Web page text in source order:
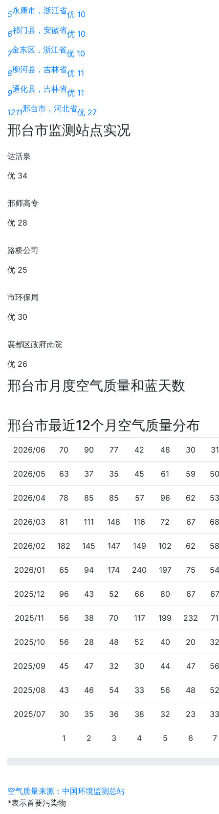
5永康市，浙江省优 10
6祁门县，安徽省优 10
7金东区，浙江省优 10
8柳河县，吉林省优 11
9通化县，吉林省优 11
1211邢台市，河北省优 27
邢台市监测站点实况
达活泉
优 34
邢师高专
优 28
路桥公司
优 25
市环保局
优 30
襄都区政府南院
优 26
邢台市月度空气质量和蓝天数
邢台市最近12个月空气质量分布
2026/06 70 90 77 42 48 30 31
2026/05 63 37 35 45 61 59 50
2026/04 78 85 85 57 96 62 53
2026/03 81 111 148 116 72 67 68
2026/02 182 145 147 149 102 62 58
2026/01 65 94 174 240 197 75 54
2025/12 96 43 52 66 80 67 67
2025/11 56 38 70 117 199 232 71
2025/10 56 28 48 52 40 20 32
2025/09 45 47 32 30 44 47 56
2025/08 43 46 54 33 56 48 52
2025/07 30 35 36 38 32 23 33
1 2 3 4 5 6 7
空气质量来源：中国环境监测总站
*表示首要污染物